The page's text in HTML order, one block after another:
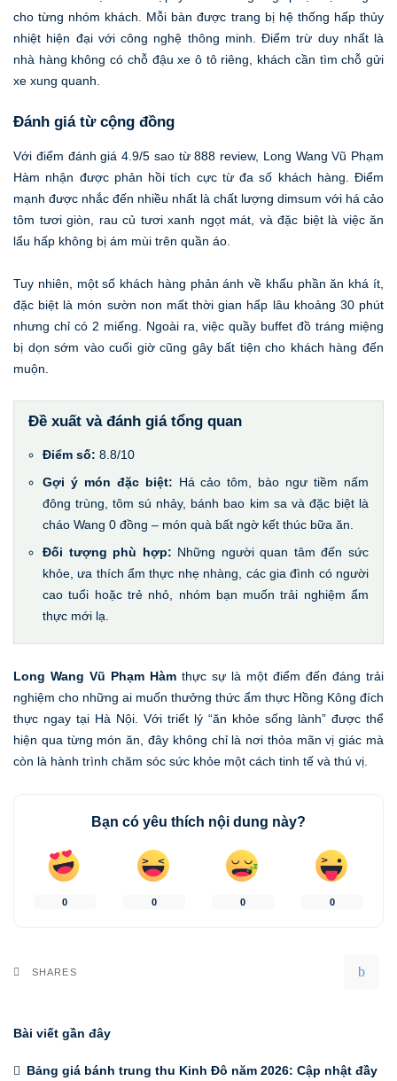
cho từng nhóm khách. Mỗi bàn được trang bị hệ thống hấp thủy
nhiệt hiện đại với công nghệ thông minh. Điểm trừ duy nhất là
nhà hàng không có chỗ đậu xe ô tô riêng, khách cần tìm chỗ gửi
xe xung quanh.
Đánh giá từ cộng đồng
Với điểm đánh giá 4.9/5 sao từ 888 review, Long Wang Vũ Phạm
Hàm nhận được phản hồi tích cực từ đa số khách hàng. Điểm
mạnh được nhắc đến nhiều nhất là chất lượng dimsum với há cảo
tôm tươi giòn, rau củ tươi xanh ngọt mát, và đặc biệt là việc ăn
lẩu hấp không bị ám mùi trên quần áo.
Tuy nhiên, một số khách hàng phản ánh về khẩu phần ăn khá ít,
đặc biệt là món sườn non mất thời gian hấp lâu khoảng 30 phút
nhưng chỉ có 2 miếng. Ngoài ra, việc quầy buffet đồ tráng miệng
bị dọn sớm vào cuối giờ cũng gây bất tiện cho khách hàng đến
muộn.
Đề xuất và đánh giá tổng quan
Điểm số: 8.8/10
Gợi ý món đặc biệt: Há cảo tôm, bào ngư tiềm nấm
đông trùng, tôm sú nhảy, bánh bao kim sa và đặc biệt là
cháo Wang 0 đồng – món quà bất ngờ kết thúc bữa ăn.
Đối tượng phù hợp: Những người quan tâm đến sức
khỏe, ưa thích ẩm thực nhẹ nhàng, các gia đình có người
cao tuổi hoặc trẻ nhỏ, nhóm bạn muốn trải nghiệm ẩm
thực mới lạ.
Long Wang Vũ Phạm Hàm thực sự là một điểm đến đáng trải
nghiệm cho những ai muốn thưởng thức ẩm thực Hồng Kông đích
thực ngay tại Hà Nội. Với triết lý “ăn khỏe sống lành” được thể
hiện qua từng món ăn, đây không chỉ là nơi thỏa mãn vị giác mà
còn là hành trình chăm sóc sức khỏe một cách tinh tế và thú vị.
Bạn có yêu thích nội dung này?
0 0 0 0
SHARES
Bài viết gần đây
Bảng giá bánh trung thu Kinh Đô năm 2026: Cập nhật đầy